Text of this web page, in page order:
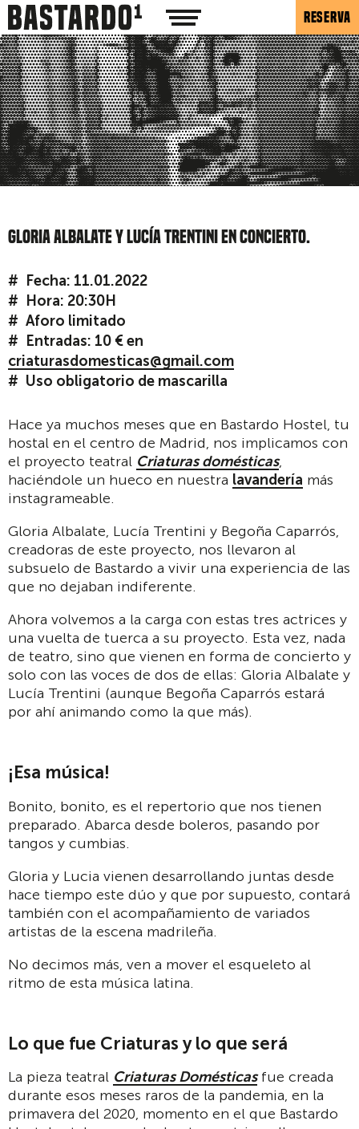
RESERVA
GLORIA ALBALATE Y LUCÍA TRENTINI EN CONCIERTO.
Fecha: 11.01.2022
Hora: 20:30H
Aforo limitado
Entradas: 10 € en
criaturasdomesticas@gmail.com
Uso obligatorio de mascarilla
Hace ya muchos meses que en Bastardo Hostel, tu
hostal en el centro de Madrid, nos implicamos con
el proyecto teatral Criaturas domésticas,
haciéndole un hueco en nuestra lavandería más
instagrameable.
Gloria Albalate, Lucía Trentini y Begoña Caparrós,
creadoras de este proyecto, nos llevaron al
subsuelo de Bastardo a vivir una experiencia de las
que no dejaban indiferente.
Ahora volvemos a la carga con estas tres actrices y
una vuelta de tuerca a su proyecto. Esta vez, nada
de teatro, sino que vienen en forma de concierto y
solo con las voces de dos de ellas: Gloria Albalate y
Lucía Trentini (aunque Begoña Caparrós estará
por ahí animando como la que más).
¡Esa música!
Bonito, bonito, es el repertorio que nos tienen
preparado. Abarca desde boleros, pasando por
tangos y cumbias.
Gloria y Lucia vienen desarrollando juntas desde
hace tiempo este dúo y que por supuesto, contará
también con el acompañamiento de variados
artistas de la escena madrileña.
No decimos más, ven a mover el esqueleto al
ritmo de esta música latina.
Lo que fue Criaturas y lo que será
La pieza teatral Criaturas Domésticasfue creada
durante esos meses raros de la pandemia, en la
primavera del 2020, momento en el que Bastardo